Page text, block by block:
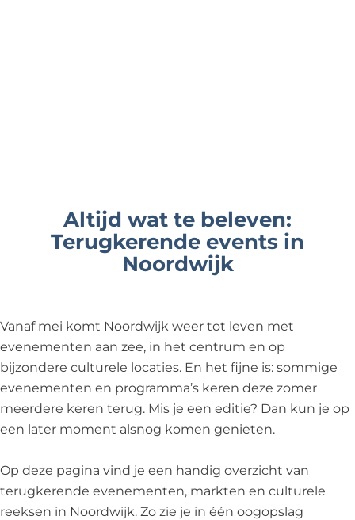
Altijd wat te beleven:
Terugkerende events in
Noordwijk
Vanaf mei komt Noordwijk weer tot leven met
evenementen aan zee, in het centrum en op
bijzondere culturele locaties. En het fijne is: sommige
evenementen en programma’s keren deze zomer
meerdere keren terug. Mis je een editie? Dan kun je op
een later moment alsnog komen genieten.
Op deze pagina vind je een handig overzicht van
terugkerende evenementen, markten en culturele
reeksen in Noordwijk. Zo zie je in één oogopslag